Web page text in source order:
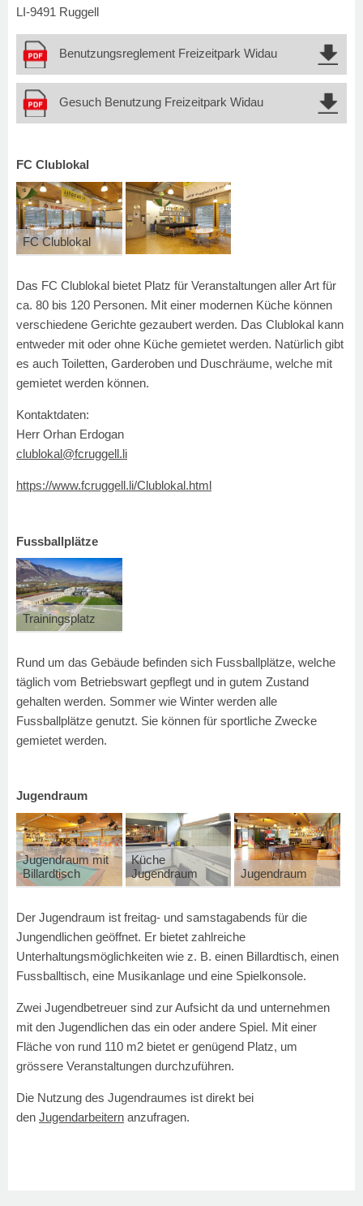
LI-9491 Ruggell
Benutzungsreglement Freizeitpark Widau
Gesuch Benutzung Freizeitpark Widau
FC Clublokal
FC Clublokal
Das FC Clublokal bietet Platz für Veranstaltungen aller Art für
ca. 80 bis 120 Personen. Mit einer modernen Küche können
verschiedene Gerichte gezaubert werden. Das Clublokal kann
entweder mit oder ohne Küche gemietet werden. Natürlich gibt
es auch Toiletten, Garderoben und Duschräume, welche mit
gemietet werden können.
Kontaktdaten:
Herr Orhan Erdogan
clublokal@fcruggell.li
https://www.fcruggell.li/Clublokal.html
Fussballplätze
Trainingsplatz
Rund um das Gebäude befinden sich Fussballplätze, welche
täglich vom Betriebswart gepflegt und in gutem Zustand
gehalten werden. Sommer wie Winter werden alle
Fussballplätze genutzt. Sie können für sportliche Zwecke
gemietet werden.
Jugendraum
Jugendraum mit
Billardtisch
Küche
Jugendraum
Jugendraum
Der Jugendraum ist freitag- und samstagabends für die
Jungendlichen geöffnet. Er bietet zahlreiche
Unterhaltungsmöglichkeiten wie z. B. einen Billardtisch, einen
Fussballtisch, eine Musikanlage und eine Spielkonsole.
Zwei Jugendbetreuer sind zur Aufsicht da und unternehmen
mit den Jugendlichen das ein oder andere Spiel. Mit einer
Fläche von rund 110 m2 bietet er genügend Platz, um
grössere Veranstaltungen durchzuführen.
Die Nutzung des Jugendraumes ist direkt bei
den Jugendarbeitern anzufragen.